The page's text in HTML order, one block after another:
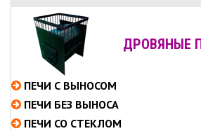
ДРОВЯНЫЕ
ПЕЧИ С ВЫНОСОМ
ПЕЧИ БЕЗ ВЫНОСА
ПЕЧИ СО СТЕКЛОМ